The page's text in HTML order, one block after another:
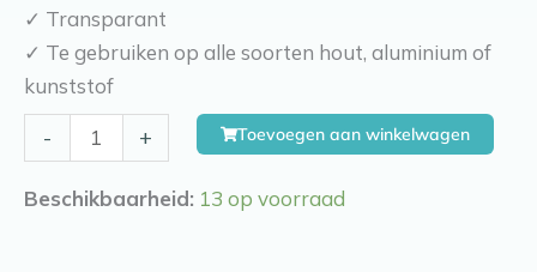
✓ Transparant
✓ Te gebruiken op alle soorten hout, aluminium of
kunststof
-
Dubbelzijdige
tape
19
+ Toevoegen aan winkelwagen
Beschikbaarheid: 13 op voorraad